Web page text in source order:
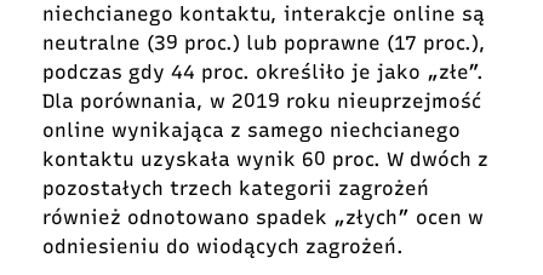
niechcianego kontaktu, interakcje online są
neutralne (39 proc.) lub poprawne (17 proc.),
podczas gdy 44 proc. określiło je jako „złe”.
Dla porównania, w 2019 roku nieuprzejmość
online wynikająca z samego niechcianego
kontaktu uzyskała wynik 60 proc. W dwóch z
pozostałych trzech kategorii zagrożeń
również odnotowano spadek „złych” ocen w
odniesieniu do wiodących zagrożeń.